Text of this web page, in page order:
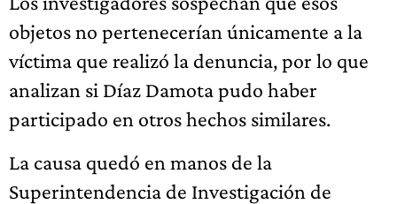
objetos no pertenecerían únicamente a la
víctima que realizó la denuncia, por lo que
analizan si Díaz Damota pudo haber
participado en otros hechos similares.
La causa quedó en manos de la
Superintendencia de Investigación de